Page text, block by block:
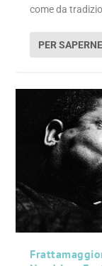
come da
PER